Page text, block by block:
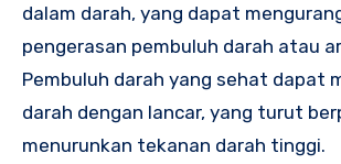
dalam darah, yang dapat
pengerasan pembuluh darah atau
Pembuluh darah yang sehat dapat
darah dengan lancar, yang turut
menurunkan tekanan darah tinggi.